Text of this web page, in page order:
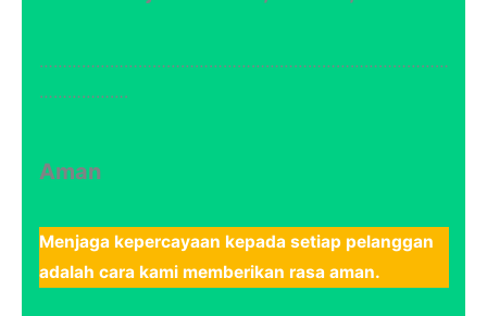
……………………………………………………………………………
……………….
Aman
Menjaga kepercayaan kepada setiap pelanggan
adalah cara kami memberikan rasa aman.